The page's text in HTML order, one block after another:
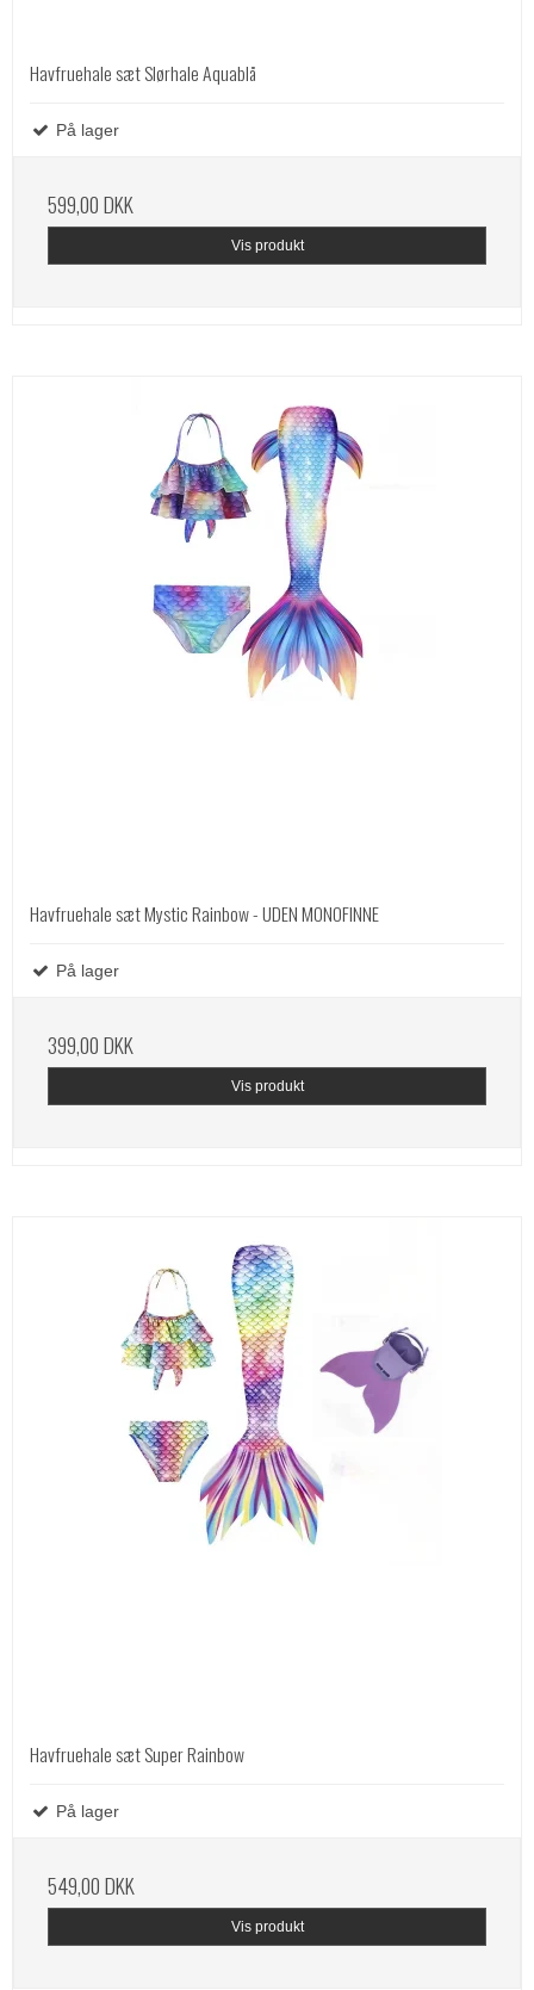
Havfruehale sæt Slørhale Aquablå
På lager
599,00 DKK
Vis produkt
Havfruehale sæt Mystic Rainbow - UDEN MONOFINNE
På lager
399,00 DKK
Vis produkt
Havfruehale sæt Super Rainbow
På lager
549,00 DKK
Vis produkt